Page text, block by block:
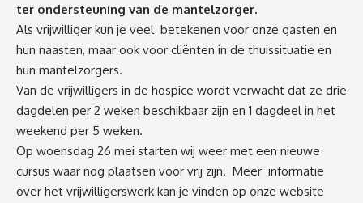
ter ondersteuning van de mantelzorger.
Als vrijwilliger kun je veel betekenen voor onze gasten en
hun naasten, maar ook voor cliënten in de thuissituatie en
hun mantelzorgers.
Van de vrijwilligers in de hospice wordt verwacht dat ze drie
dagdelen per 2 weken beschikbaar zijn en 1 dagdeel in het
weekend per 5 weken.
Op woensdag 26 mei starten wij weer met een nieuwe
cursus waar nog plaatsen voor vrij zijn. Meer informatie
over het vrijwilligerswerk kan je vinden op onze website